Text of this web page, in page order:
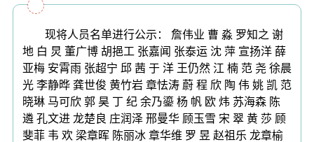
现将人员名单进行公示： 詹伟业 曹 淼 罗知之 谢
地 白 炅 董广博 胡挹工 张嘉闻 张泰运 沈 萍 宣扬洋 薛
亚梅 安霄雨 张超宁 邱 茜 于 洋 王仍然 江 楠 范 尧 徐晨
光 李静晔 龚世俊 黄竹岩 章怯涛 蔚 程 欣 陶 伟 姚 凯 范
晓琳 马可欣 郭 昊 丁 纪 余乃鎏 杨 帆 欧 炜 苏海森 陈
遴 孔文进 龙楚良 庄润泽 邢曼华 顾玉雪 宋 翠 黄 莎 顾
斐菲 韦 欢 梁章晖 陈丽冰 章华维 罗 昱 赵祖乐 龙章榆